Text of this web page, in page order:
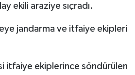
ekili araziye sıçradı.
jandarma ve itfaiye ekipleri
itfaiye ekiplerince söndürülen